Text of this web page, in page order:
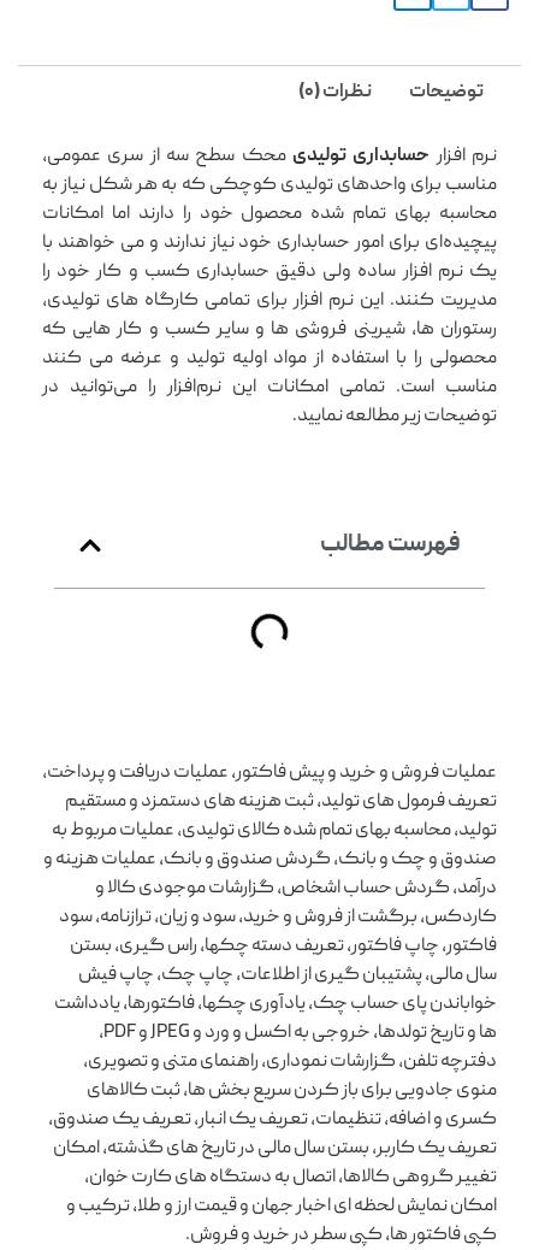
توضیحات نظرات (0)
نرم افزار حسابداری تولیدی محک سطح سه از سری عمومی،
مناسب برای واحدهای تولیدی کوچکی که به هر شکل نیاز به
محاسبه بهای تمام شده محصول خود را دارند اما امکانات
پیچیده‌ای برای امور حسابداری خود نیاز ندارند و می خواهند با
یک نرم افزار ساده ولی دقیق حسابداری کسب و کار خود را
مدیریت کنند. این نرم افزار برای تمامی کارگاه های تولیدی،
رستوران‌ ها، شیرینی فروشی ها و سایر کسب و کار هایی که
محصولی را با استفاده از مواد اولیه تولید و عرضه می کنند
مناسب است. تمامی امکانات این نرم‌افزار را می‌توانید در
توضیحات زیر مطالعه نمایید.
فهرست مطالب
عملیات فروش و خرید و پیش فاکتور، عملیات دریافت و پرداخت،
تعریف فرمول های تولید، ثبت هزینه های دستمزد و مستقیم
تولید، محاسبه بهای تمام شده کالای تولیدی، عملیات مربوط به
صندوق و چک و بانک، گردش صندوق و بانک، عملیات هزینه و
درآمد، گردش حساب اشخاص، گزارشات موجودی کالا و
کاردکس، برگشت از فروش و خرید، سود و زیان، ترازنامه، سود
فاکتور، چاپ فاکتور، تعریف دسته چکها، راس گیری، بستن
سال مالی، پشتیبان گیری از اطلاعات، چاپ چک، چاپ فیش
خواباندن پای حساب چک، یادآوری چکها، فاکتورها، یادداشت
ها و تاریخ تولدها، خروجی به اکسل و ورد و JPEG و PDF،
دفترچه تلفن، گزارشات نموداری، راهنمای متنی و تصویری،
منوی جادویی برای باز کردن سریع بخش ها، ثبت کالاهای
کسری و اضافه، تنظیمات، تعریف یک انبار، تعریف یک صندوق،
تعریف یک کاربر، بستن سال مالی در تاریخ های گذشته، امکان
تغییر گروهی کالاها، اتصال به دستگاه های کارت خوان،
امکان نمایش لحظه ای اخبار جهان و قیمت ارز و طلا، ترکیب و
کپی فاکتور ها، کپی سطر در خرید و فروش.